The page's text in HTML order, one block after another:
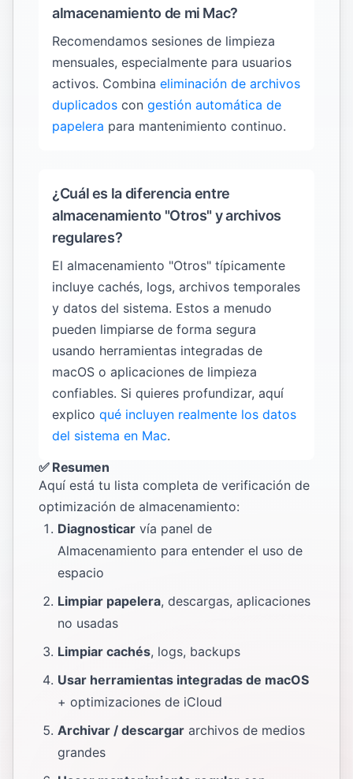
almacenamiento de mi Mac?
Recomendamos sesiones de limpieza
mensuales, especialmente para usuarios
activos. Combina eliminación de archivos
duplicados con gestión automática de
papelera para mantenimiento continuo.
¿Cuál es la diferencia entre
almacenamiento "Otros" y archivos
regulares?
El almacenamiento "Otros" típicamente
incluye cachés, logs, archivos temporales
y datos del sistema. Estos a menudo
pueden limpiarse de forma segura
usando herramientas integradas de
macOS o aplicaciones de limpieza
confiables. Si quieres profundizar, aquí
explico qué incluyen realmente los datos
del sistema en Mac.
✅ Resumen
Aquí está tu lista completa de verificación de
optimización de almacenamiento:
Diagnosticar vía panel de
Almacenamiento para entender el uso de
espacio
Limpiar papelera, descargas, aplicaciones
no usadas
Limpiar cachés, logs, backups
Usar herramientas integradas de macOS
+ optimizaciones de iCloud
Archivar / descargar archivos de medios
grandes